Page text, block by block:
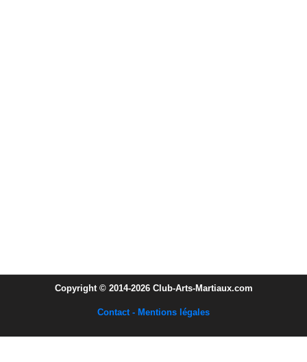
Copyright © 2014-2026 Club-Arts-Martiaux.com
Contact - Mentions légales